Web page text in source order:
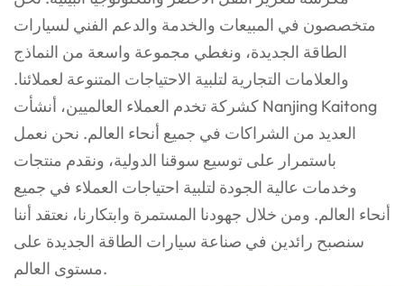
متخصصون في المبيعات والخدمة والدعم الفني لسيارات
الطاقة الجديدة، ونغطي مجموعة واسعة من النماذج
والعلامات التجارية لتلبية الاحتياجات المتنوعة لعملائنا.
كشركة تخدم العملاء العالميين، أنشأت Nanjing Kaitong
العديد من الشراكات في جميع أنحاء العالم. نحن نعمل
باستمرار على توسيع سوقنا الدولية، ونقدم منتجات
وخدمات عالية الجودة لتلبية احتياجات العملاء في جميع
أنحاء العالم. ومن خلال جهودنا المستمرة وابتكارنا، نعتقد أننا
سنصبح رائدين في صناعة سيارات الطاقة الجديدة على
مستوى العالم.